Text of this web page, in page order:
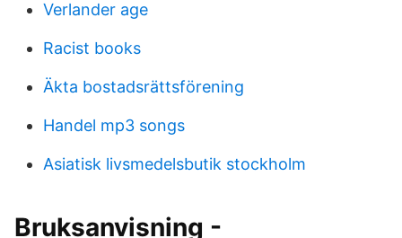
Verlander age
Racist books
Äkta bostadsrättsförening
Handel mp3 songs
Asiatisk livsmedelsbutik stockholm
Bruksanvisning -